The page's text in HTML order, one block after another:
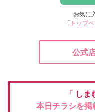
お気に
「 トップ
公式
「 しま
本日チラシを掲